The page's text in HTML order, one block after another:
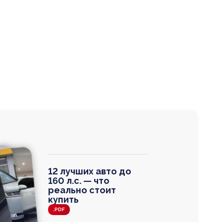
12 лучших авто до
160 л.с. — что
реально стоит
купить
.PDF